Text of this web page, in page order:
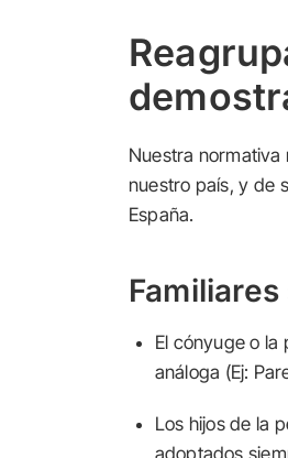
Nuestra normativa
nuestro país, y de
España.
El cónyuge o
análoga (Ej:
Los hijos de la